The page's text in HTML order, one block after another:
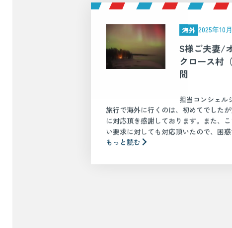
海外 2025年10
S様ご夫妻/
クロース村
間
担当コンシェ
旅行で海外に行くのは、初めてでした
に対応頂き感謝しております。また、
い要求に対しても対応頂いたので、困惑
もっと読む